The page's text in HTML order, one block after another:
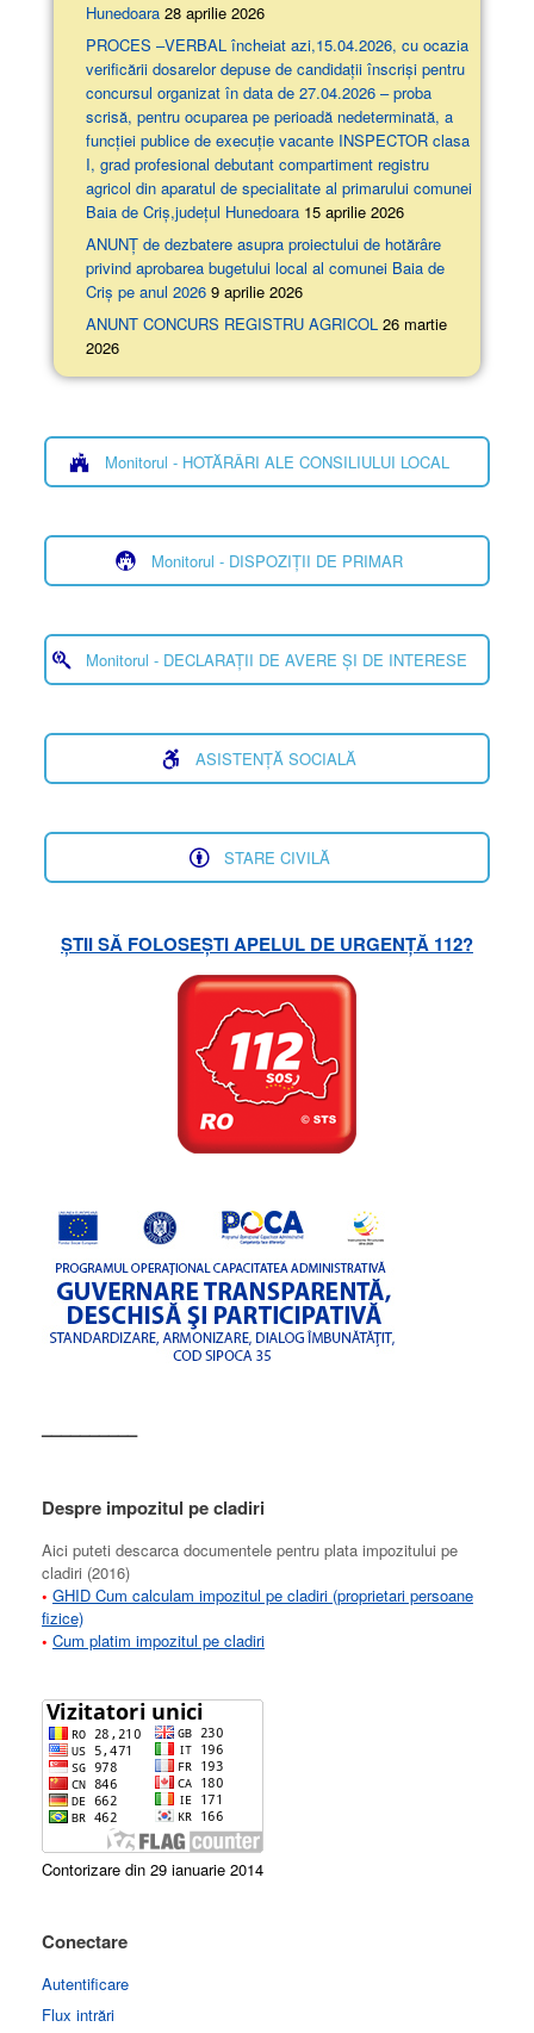
Hunedoara 28 aprilie 2026
PROCES –VERBAL încheiat azi,15.04.2026, cu ocazia
verificării dosarelor depuse de candidații înscriși pentru
concursul organizat în data de 27.04.2026 – proba
scrisă, pentru ocuparea pe perioadă nedeterminată, a
funcției publice de execuție vacante INSPECTOR clasa
I, grad profesional debutant compartiment registru
agricol din aparatul de specialitate al primarului comunei
Baia de Criș,județul Hunedoara 15 aprilie 2026
ANUNȚ de dezbatere asupra proiectului de hotărâre
privind aprobarea bugetului local al comunei Baia de
Criș pe anul 2026 9 aprilie 2026
ANUNT CONCURS REGISTRU AGRICOL 26 martie
2026
Monitorul - HOTĂRÂRI ALE CONSILIULUI LOCAL
Monitorul - DISPOZIȚII DE PRIMAR
Monitorul - DECLARAȚII DE AVERE ȘI DE INTERESE
ASISTENȚĂ SOCIALĂ
STARE CIVILĂ
ȘTII SĂ FOLOSEȘTI APELUL DE URGENȚĂ 112?
––––––––––
Despre impozitul pe cladiri
Aici puteti descarca documentele pentru plata impozitului pe
cladiri (2016)
• GHID Cum calculam impozitul pe cladiri (proprietari persoane
fizice)
• Cum platim impozitul pe cladiri
Contorizare din 29 ianuarie 2014
Conectare
Autentificare
Flux intrări